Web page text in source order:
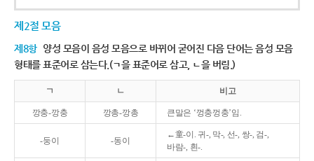
제2절 모음
제8항 양성 모음이 음성 모음으로 바뀌어 굳어진 다음 단어는 음성 모음
형태를 표준어로 삼는다.(ㄱ을 표준어로 삼고, ㄴ을 버림.)
ㄱ ㄴ 비고
깡충-깡충 깡총-깡총 큰말은 ‘껑충껑충’임.
-둥이 -동이
←童-이. 귀-, 막-, 선-, 쌍-, 검-,
바람-, 흰-.